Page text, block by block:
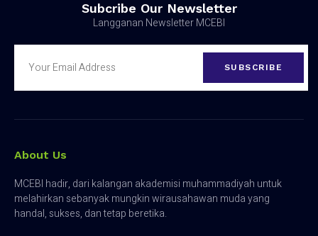
Subcribe Our Newsletter
Langganan Newsletter MCEBI
SUBSCRIBE
About Us
MCEBI hadir, dari kalangan akademisi muhammadiyah untuk
melahirkan sebanyak mungkin wirausahawan muda yang
handal, sukses, dan tetap beretika.